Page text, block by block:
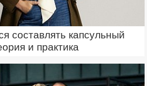
составлять капсульный
и практика